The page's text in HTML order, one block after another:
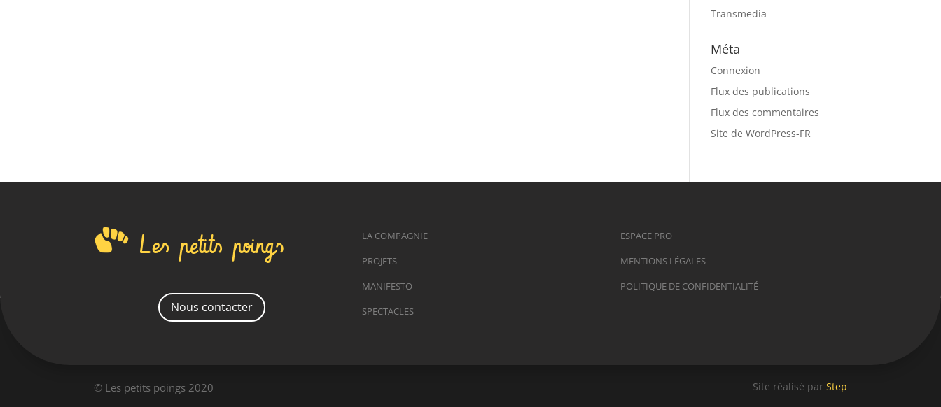
Transmedia
Méta
Connexion
Flux des publications
Flux des commentaires
Site de WordPress-FR
Les petits poings
Nous contacter
LA COMPAGNIE
PROJETS
MANIFESTO
SPECTACLES
ESPACE PRO
MENTIONS LÉGALES
POLITIQUE DE CONFIDENTIALITÉ
© Les petits poings 2020 Site réalisé par Step